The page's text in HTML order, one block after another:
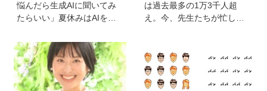
悩んだら生成AIに聞いてみ
たらいい」夏休みはAIを活
今しかできないことをして
ほしい
は過去最多の1万3千人超
え。今、先生たちが忙しす
ル】